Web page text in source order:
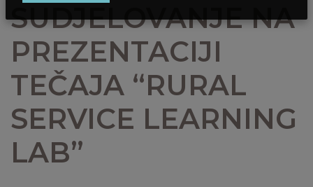
SUDJELOVANJE NA
PREZENTACIJI
TEČAJA “RURAL
SERVICE LEARNING
LAB”